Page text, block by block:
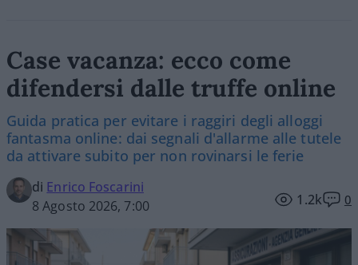
Case vacanza: ecco come
difendersi dalle truffe online
Guida pratica per evitare i raggiri degli alloggi
fantasma online: dai segnali d'allarme alle tutele
da attivare subito per non rovinarsi le ferie
di Enrico Foscarini
8 Agosto 2026, 7:00
1.2k 0